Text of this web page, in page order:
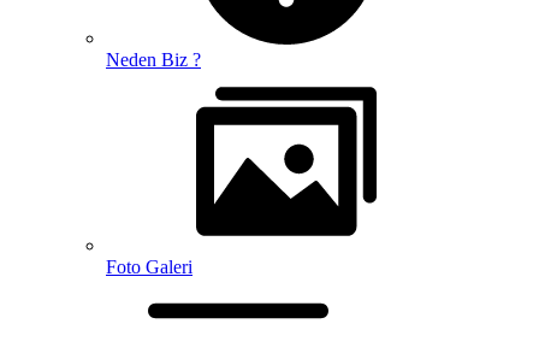
Neden Biz ?
Foto Galeri